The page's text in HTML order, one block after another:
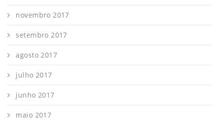
novembro 2017
setembro 2017
agosto 2017
julho 2017
junho 2017
maio 2017